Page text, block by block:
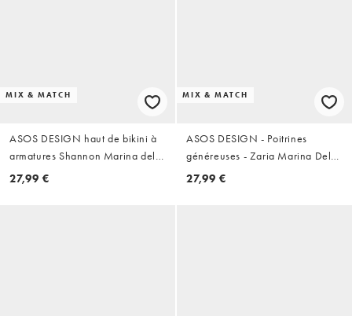
MIX & MATCH
ASOS DESIGN haut de bikini à
armatures Shannon Marina del
Rey pour poitrine généreuse en
27,99 €
MIX & MATCH
ASOS DESIGN - Poitrines
généreuses - Zaria Marina Del
Ray - Haut de bikini à armatures
27,99 €